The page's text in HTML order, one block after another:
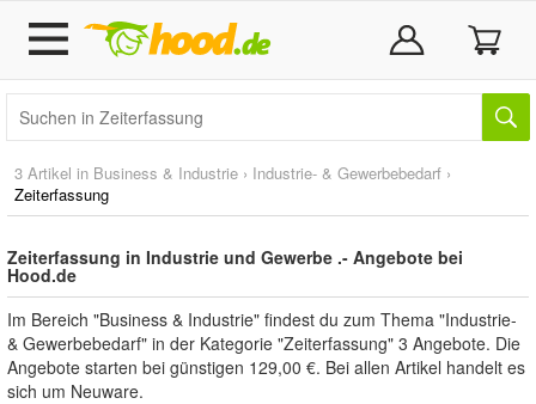
3 Artikel in Business & Industrie › Industrie- & Gewerbebedarf ›
Zeiterfassung
Zeiterfassung in Industrie und Gewerbe .- Angebote bei
Hood.de
Im Bereich "Business & Industrie" findest du zum Thema "Industrie-
& Gewerbebedarf" in der Kategorie "Zeiterfassung" 3 Angebote. Die
Angebote starten bei günstigen 129,00 €. Bei allen Artikel handelt es
sich um Neuware.